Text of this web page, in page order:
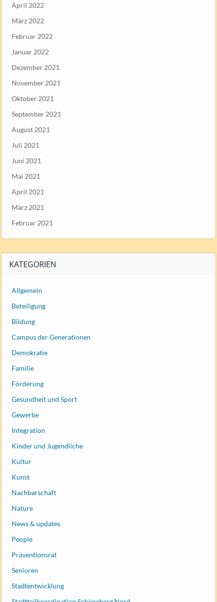
April 2022
März 2022
Februar 2022
Januar 2022
Dezember 2021
November 2021
Oktober 2021
September 2021
August 2021
Juli 2021
Juni 2021
Mai 2021
April 2021
März 2021
Februar 2021
KATEGORIEN
Allgemein
Beteiligung
Bildung
Campus der Generationen
Demokratie
Familie
Förderung
Gesundheit und Sport
Gewerbe
Integration
Kinder und Jugendliche
Kultur
Kunst
Nachbarschaft
Nature
News & updates
People
Präventionsrat
Senioren
Stadtentwicklung